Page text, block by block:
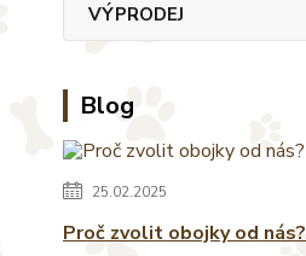
VÝPRODEJ
Blog
25.02.2025
Proč zvolit obojky od nás?